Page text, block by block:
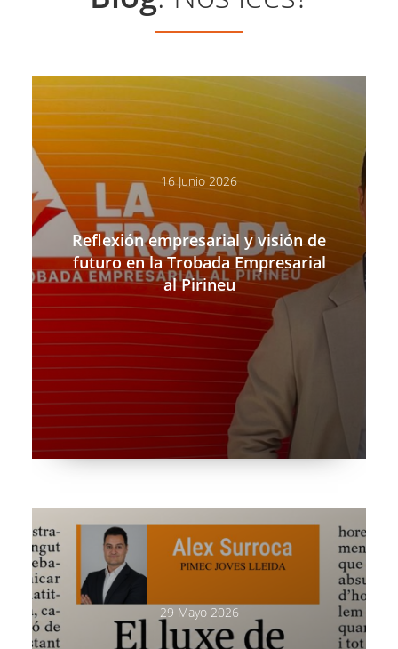
16 Junio 2026
Reflexión empresarial y visión de
futuro en la Trobada Empresarial
al Pirineu
29 Mayo 2026